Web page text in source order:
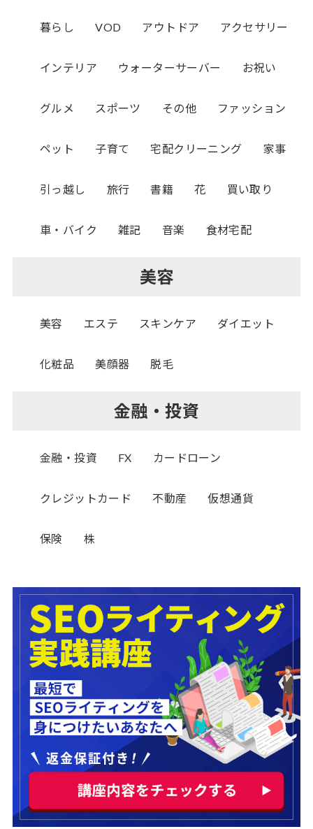
暮らし VOD アウトドア アクセサリー
インテリア ウォーターサーバー お祝い
グルメ スポーツ その他 ファッション
ペット 子育て 宅配クリーニング 家事
引っ越し 旅行 書籍 花 買い取り
車・バイク 雑記 音楽 食材宅配
美容
美容 エステ スキンケア ダイエット
化粧品 美顔器 脱毛
金融・投資
金融・投資 FX カードローン
クレジットカード 不動産 仮想通貨
保険 株